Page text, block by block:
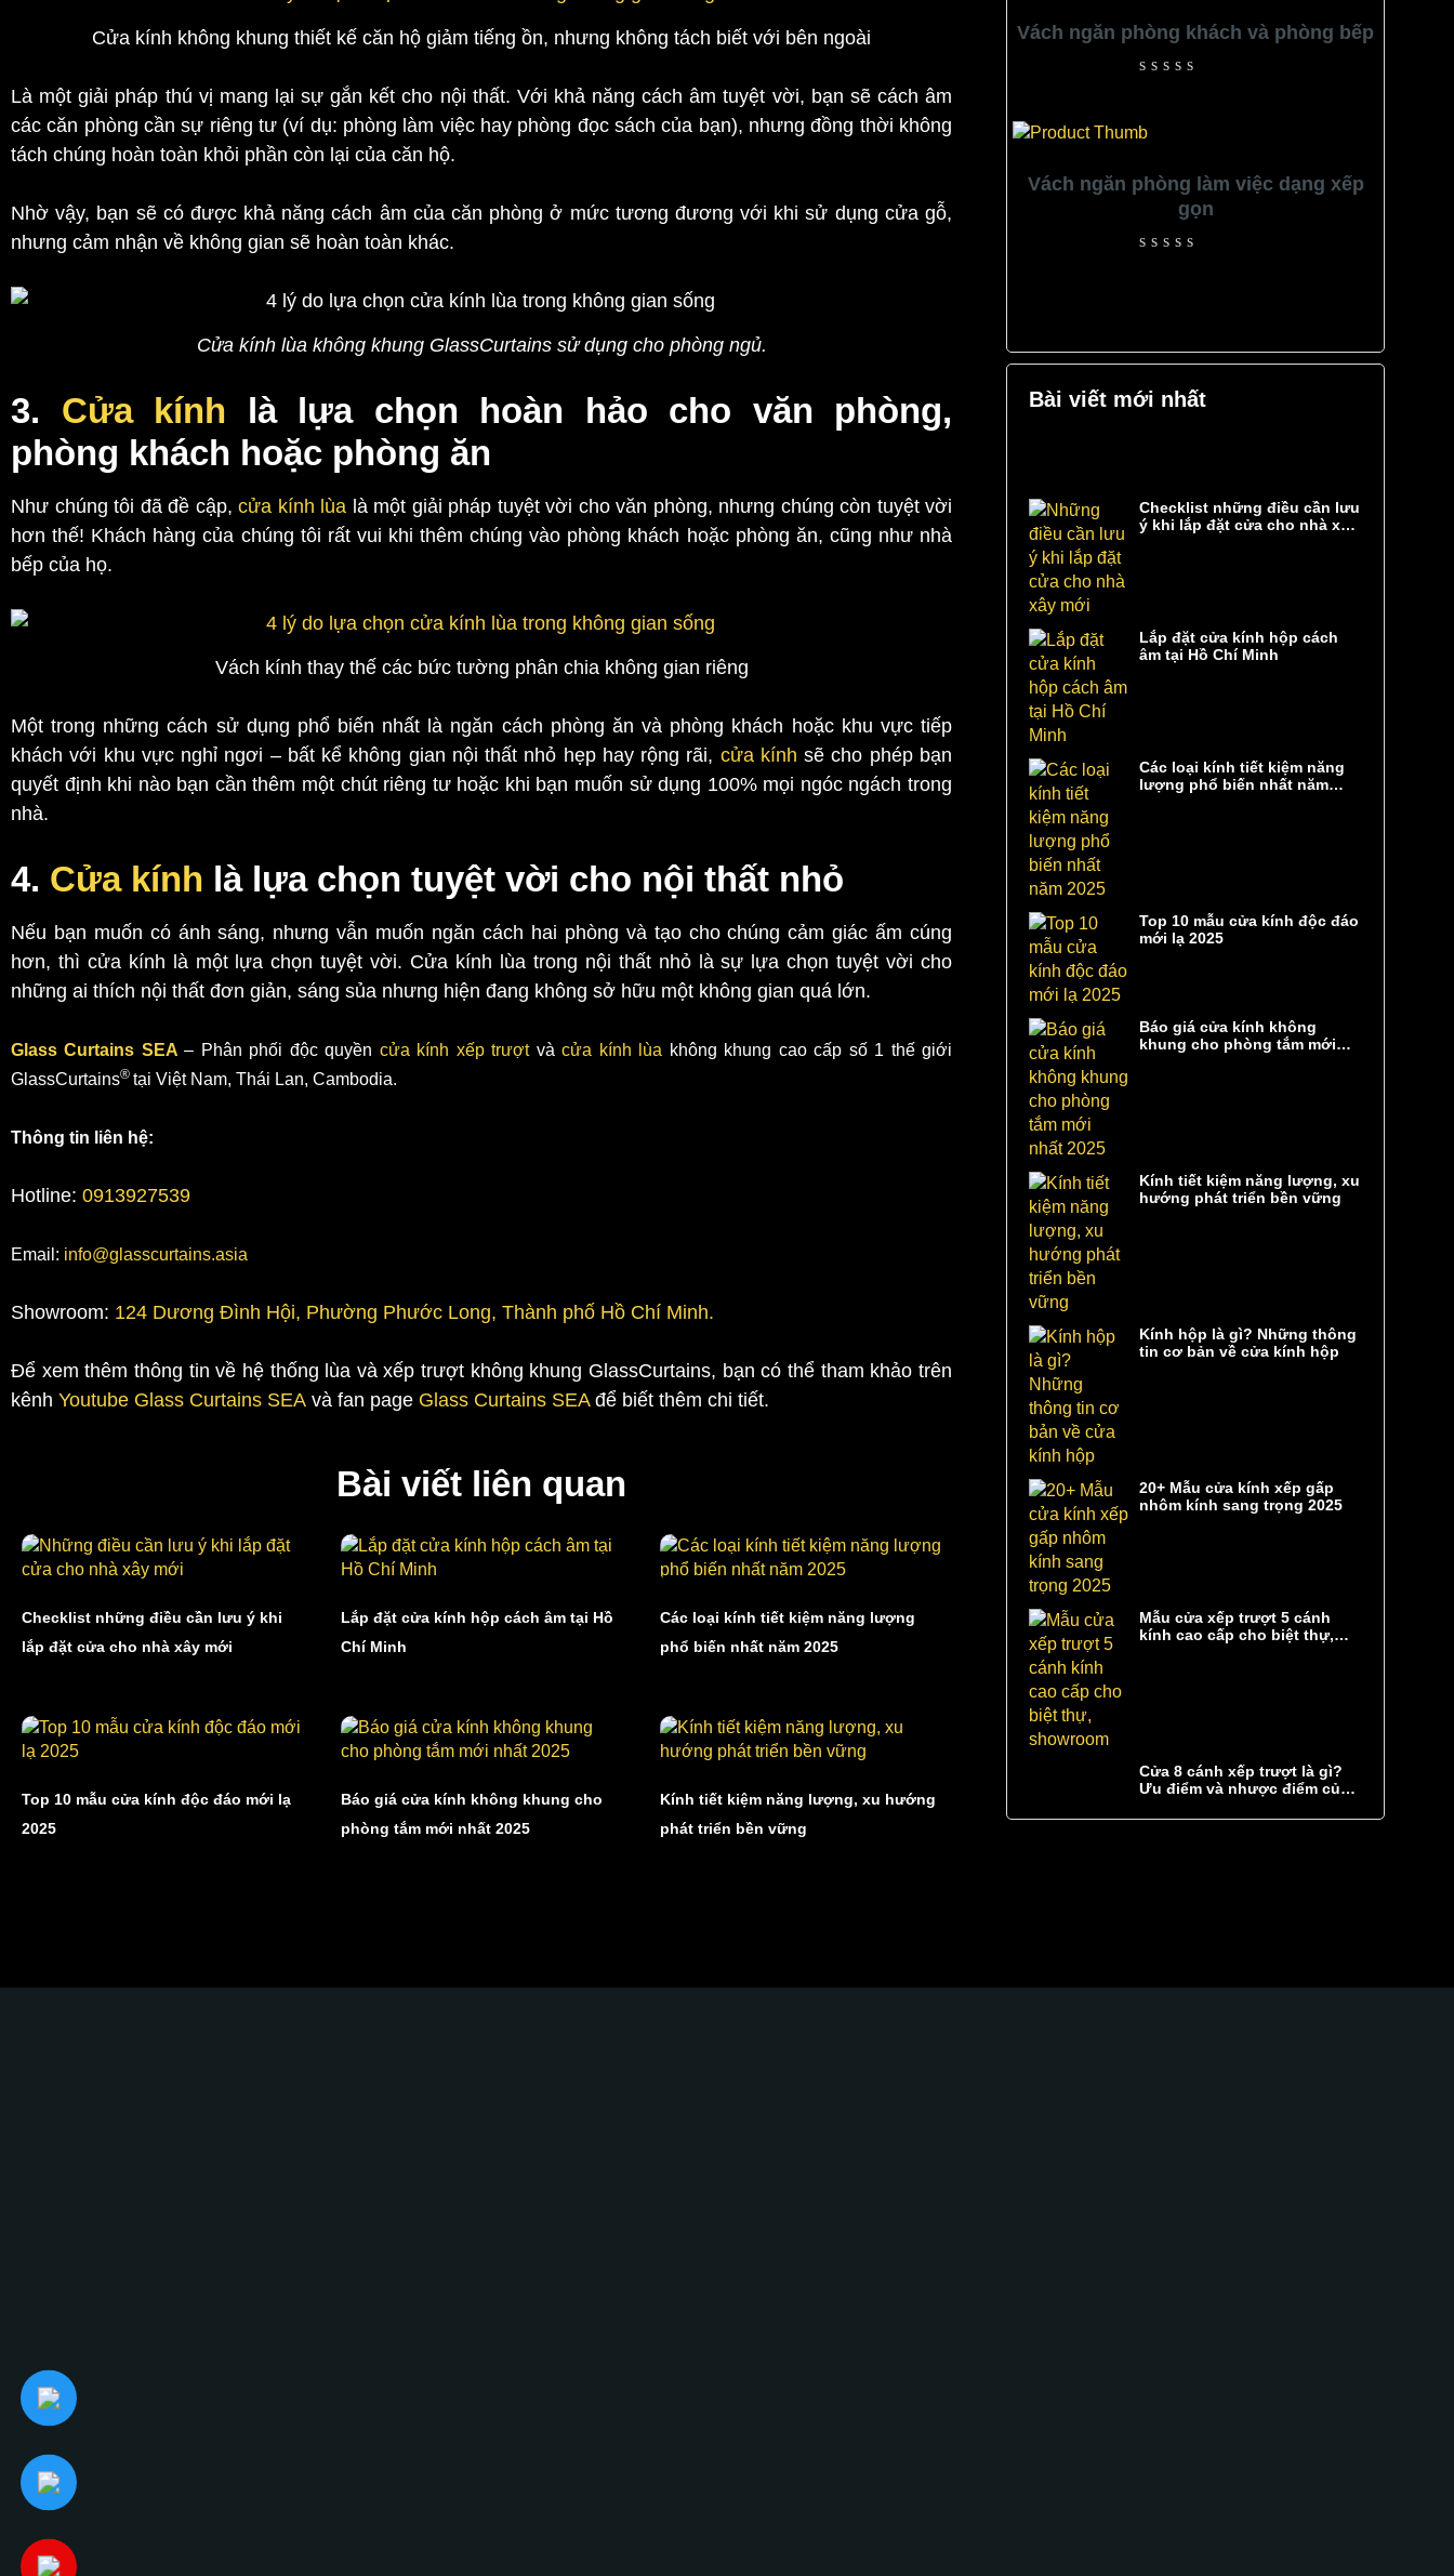
Cửa kính không khung thiết kế căn hộ giảm tiếng ồn, nhưng không tách biết với bên ngoài
Là một giải pháp thú vị mang lại sự gắn kết cho nội thất. Với khả năng cách âm tuyệt vời, bạn sẽ cách âm
các căn phòng cần sự riêng tư (ví dụ: phòng làm việc hay phòng đọc sách của bạn), nhưng đồng thời không
tách chúng hoàn toàn khỏi phần còn lại của căn hộ.
Nhờ vậy, bạn sẽ có được khả năng cách âm của căn phòng ở mức tương đương với khi sử dụng cửa gỗ,
nhưng cảm nhận về không gian sẽ hoàn toàn khác.
Cửa kính lùa không khung GlassCurtains sử dụng cho phòng ngủ.
3. Cửa kính là lựa chọn hoàn hảo cho văn phòng,
phòng khách hoặc phòng ăn
Như chúng tôi đã đề cập, cửa kính lùa là một giải pháp tuyệt vời cho văn phòng, nhưng chúng còn tuyệt vời
hơn thế! Khách hàng của chúng tôi rất vui khi thêm chúng vào phòng khách hoặc phòng ăn, cũng như nhà
bếp của họ.
Vách kính thay thế các bức tường phân chia không gian riêng
Một trong những cách sử dụng phổ biến nhất là ngăn cách phòng ăn và phòng khách hoặc khu vực tiếp
khách với khu vực nghỉ ngơi – bất kể không gian nội thất nhỏ hẹp hay rộng rãi, cửa kính sẽ cho phép bạn
quyết định khi nào bạn cần thêm một chút riêng tư hoặc khi bạn muốn sử dụng 100% mọi ngóc ngách trong
nhà.
4. Cửa kính là lựa chọn tuyệt vời cho nội thất nhỏ
Nếu bạn muốn có ánh sáng, nhưng vẫn muốn ngăn cách hai phòng và tạo cho chúng cảm giác ấm cúng
hơn, thì cửa kính là một lựa chọn tuyệt vời. Cửa kính lùa trong nội thất nhỏ là sự lựa chọn tuyệt vời cho
những ai thích nội thất đơn giản, sáng sủa nhưng hiện đang không sở hữu một không gian quá lớn.
Glass Curtains SEA– Phân phối độc quyền cửa kính xếp trượtvàcửa kính lùa không khung cao cấp số 1 thế giới
GlassCurtains® tại Việt Nam, Thái Lan, Cambodia.
Thông tin liên hệ:
Hotline: 0913927539
Email: info@glasscurtains.asia
Showroom: 124 Dương Đình Hội, Phường Phước Long, Thành phố Hồ Chí Minh.
Để xem thêm thông tin về hệ thống lùa và xếp trượt không khung GlassCurtains, bạn có thể tham khảo trên
kênh Youtube Glass Curtains SEA và fan page Glass Curtains SEAđể biết thêm chi tiết.
Bài viết liên quan
Checklist những điều cần lưu ý khi
lắp đặt cửa cho nhà xây mới
Lắp đặt cửa kính hộp cách âm tại Hồ
Chí Minh
Các loại kính tiết kiệm năng lượng
phổ biến nhất năm 2025
Top 10 mẫu cửa kính độc đáo mới lạ
2025
Báo giá cửa kính không khung cho
phòng tắm mới nhất 2025
Kính tiết kiệm năng lượng, xu hướng
phát triển bền vững
Vách ngăn phòng khách và phòng bếp
of
5
Vách ngăn phòng làm việc dạng xếp
gọn
Bài viết mới nhất
Checklist những điều cần lưu
ý khi lắp đặt cửa cho nhà xây
Lắp đặt cửa kính hộp cách
âm tại Hồ Chí Minh
Các loại kính tiết kiệm năng
lượng phổ biến nhất năm
Top 10 mẫu cửa kính độc đáo
mới lạ 2025
Báo giá cửa kính không
khung cho phòng tắm mới
Kính tiết kiệm năng lượng, xu
hướng phát triển bền vững
Kính hộp là gì? Những thông
tin cơ bản về cửa kính hộp
20+ Mẫu cửa kính xếp gấp
nhôm kính sang trọng 2025
Mẫu cửa xếp trượt 5 cánh
kính cao cấp cho biệt thự,
Cửa 8 cánh xếp trượt là gì?
Ưu điểm và nhược điểm của
ĐỊA CHỈ:
124 Dương Đình Hội, Phường Phước Long, Thành phố Hồ Chí Minh.
LIÊN HỆ NGAY